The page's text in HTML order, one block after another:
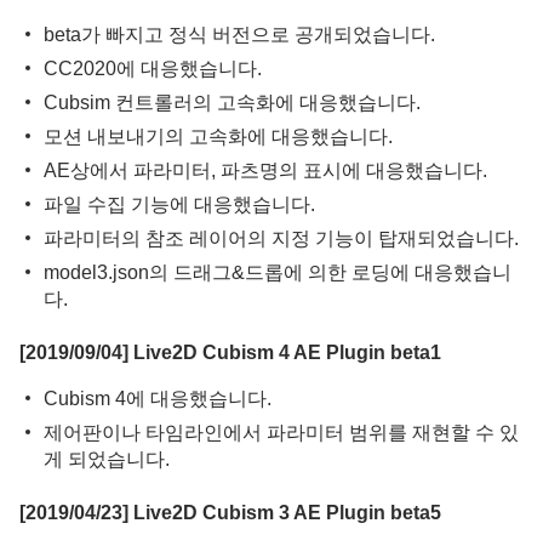
beta가 빠지고 정식 버전으로 공개되었습니다.
CC2020에 대응했습니다.
Cubsim 컨트롤러의 고속화에 대응했습니다.
모션 내보내기의 고속화에 대응했습니다.
AE상에서 파라미터, 파츠명의 표시에 대응했습니다.
파일 수집 기능에 대응했습니다.
파라미터의 참조 레이어의 지정 기능이 탑재되었습니다.
model3.json의 드래그&드롭에 의한 로딩에 대응했습니
다.
[2019/09/04] Live2D Cubism 4 AE Plugin beta1
Cubism 4에 대응했습니다.
제어판이나 타임라인에서 파라미터 범위를 재현할 수 있
게 되었습니다.
[2019/04/23] Live2D Cubism 3 AE Plugin beta5